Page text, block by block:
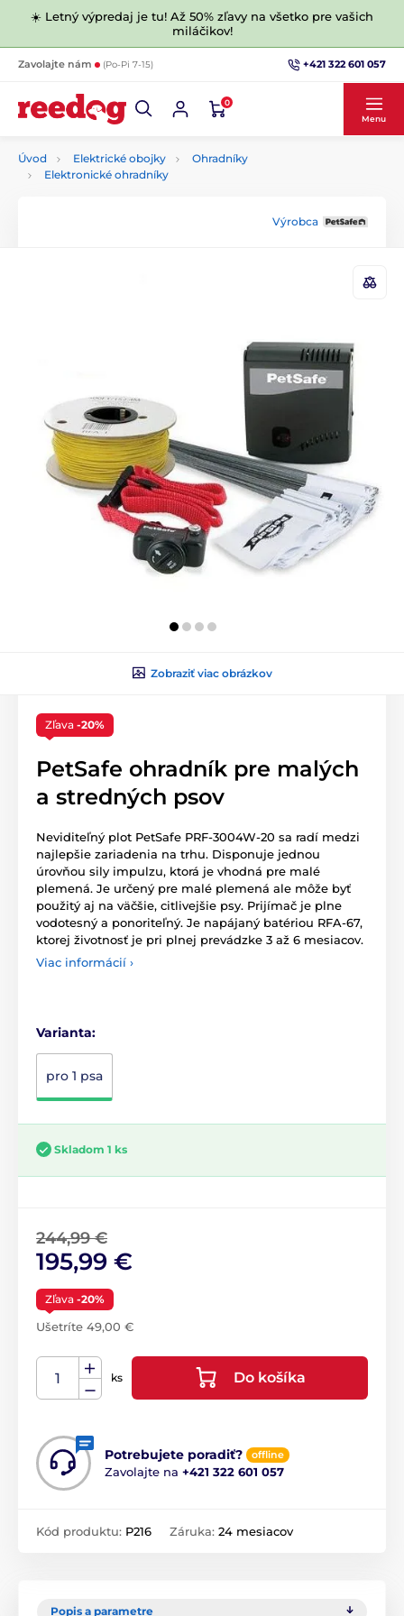
☀️ Letný výpredaj je tu! Až 50% zľavy na všetko pre vašich
miláčikov!
Zavolajte nám (Po-Pi 7-15) +421 322 601 057
0
Menu
Úvod Elektrické obojky
Ohradníky
Elektronické ohradníky
Výrobca
Zobraziť viac obrázkov
Zľava -20%
PetSafe ohradník pre malých
a stredných psov
Neviditeľný plot PetSafe PRF-3004W-20 sa radí medzi
najlepšie zariadenia na trhu. Disponuje jednou
úrovňou sily impulzu, ktorá je vhodná pre malé
plemená. Je určený pre malé plemená ale môže byť
použitý aj na väčšie, citlivejšie psy. Prijímač je plne
vodotesný a ponoriteľný. Je napájaný batériou RFA-67,
ktorej životnosť je pri plnej prevádzke 3 až 6 mesiacov.
Viac informácií ›
Varianta:
pro 1 psa
Skladom 1 ks
244,99 €
195,99 €
Zľava -20%
Ušetríte 49,00 €
ks Do košíka
Potrebujete poradiť? offline
Zavolajte na +421 322 601 057
Kód produktu: P216 Záruka: 24 mesiacov
Popis a parametre